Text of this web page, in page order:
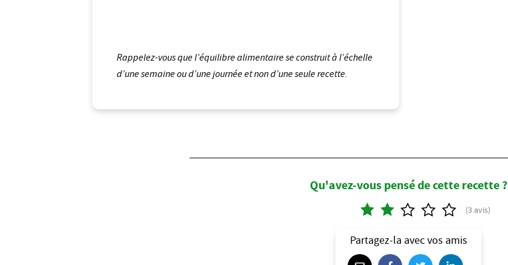
Rappelez-vous que l’équilibre alimentaire se construit à l’échelle
d’une semaine ou d’une journée et non d’une seule recette.
Qu'avez-vous pensé de cette recette ?
Partagez-la avec vos amis